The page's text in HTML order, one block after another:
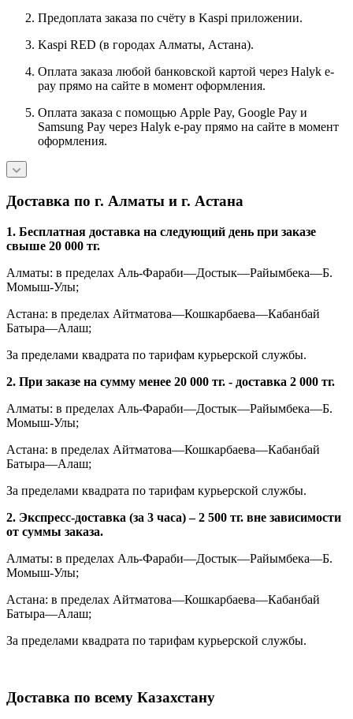
Предоплата заказа по счёту в Kaspi приложении.
Kaspi RED (в городах Алматы, Астана).
Оплата заказа любой банковской картой через Halyk e-
pay прямо на сайте в момент оформления.
Оплата заказа с помощью Apple Pay, Google Pay и
Samsung Pay через Halyk e-pay прямо на сайте в момент
оформления.
Доставка по г. Алматы и г. Астана
1. Бесплатная доставка на следующий день при заказе
свыше 20 000 тг.
Алматы: в пределах Аль-Фараби—Достык—Райымбека—Б.
Момыш-Улы;
Астана: в пределах Айтматова—Кошкарбаева—Кабанбай
Батыра—Алаш;
За пределами квадрата по тарифам курьерской службы.
2. При заказе на сумму менее 20 000 тг. - доставка 2 000 тг.
Алматы: в пределах Аль-Фараби—Достык—Райымбека—Б.
Момыш-Улы;
Астана: в пределах Айтматова—Кошкарбаева—Кабанбай
Батыра—Алаш;
За пределами квадрата по тарифам курьерской службы.
2. Экспресс-доставка (за 3 часа) – 2 500 тг. вне зависимости
от суммы заказа.
Алматы: в пределах Аль-Фараби—Достык—Райымбека—Б.
Момыш-Улы;
Астана: в пределах Айтматова—Кошкарбаева—Кабанбай
Батыра—Алаш;
За пределами квадрата по тарифам курьерской службы.
Доставка по всему Казахстану